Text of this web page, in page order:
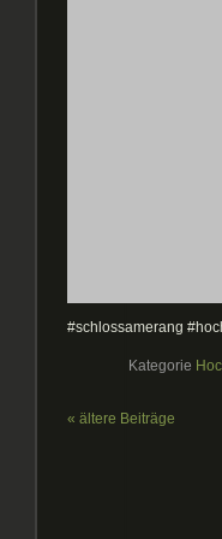
#schlossamerang
Kategorie
« ältere Beiträge